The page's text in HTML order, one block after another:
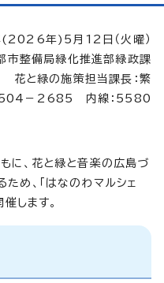
年)5月12日（火曜）
市整備局緑化推進部緑政課
花と緑の施策担当課長：繁
504－2685 内線：5580
に、花と緑と音楽の広島づ
め、「はなのわマルシェ
します。